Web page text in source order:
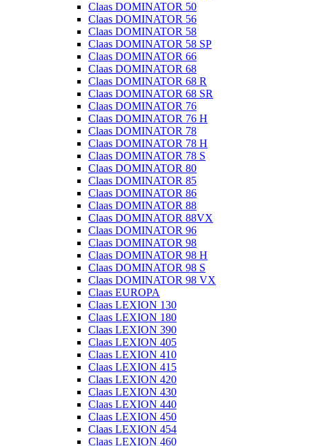
Claas DOMINATOR 50
Claas DOMINATOR 56
Claas DOMINATOR 58
Claas DOMINATOR 58 SP
Claas DOMINATOR 66
Claas DOMINATOR 68
Claas DOMINATOR 68 R
Claas DOMINATOR 68 SR
Claas DOMINATOR 76
Claas DOMINATOR 76 H
Claas DOMINATOR 78
Claas DOMINATOR 78 H
Claas DOMINATOR 78 S
Claas DOMINATOR 80
Claas DOMINATOR 85
Claas DOMINATOR 86
Claas DOMINATOR 88
Claas DOMINATOR 88VX
Claas DOMINATOR 96
Claas DOMINATOR 98
Claas DOMINATOR 98 H
Claas DOMINATOR 98 S
Claas DOMINATOR 98 VX
Claas EUROPA
Claas LEXION 130
Claas LEXION 180
Claas LEXION 390
Claas LEXION 405
Claas LEXION 410
Claas LEXION 415
Claas LEXION 420
Claas LEXION 430
Claas LEXION 440
Claas LEXION 450
Claas LEXION 454
Claas LEXION 460